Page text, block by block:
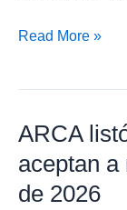
Monotributistas
del
de
febrero
Read More »
ARCA
aceptan
de 2026